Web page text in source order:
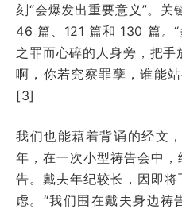
刻“会爆发出重要意义”。关
46 篇、121 篇和 130 篇。
之罪而心碎的人身旁，把手
啊，你若究察罪孽，谁能站
[3]
我们也能藉着背诵的经文
年，在一次小型祷告会中
告。戴夫年纪较长，因即
虑。“我们围在戴夫身边祷